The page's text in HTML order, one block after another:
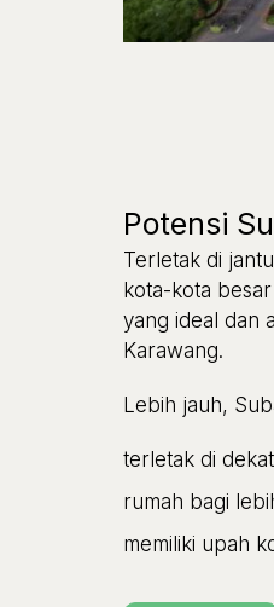
Potensi
Terletak di
kota-kota
yang ideal dan
Karawang.
Lebih jauh,
terletak di
rumah bagi
memiliki upah